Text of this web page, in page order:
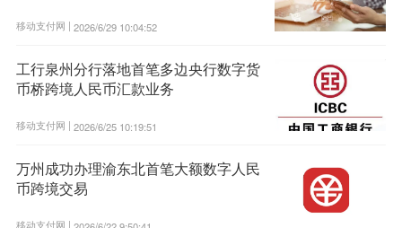
移动支付网 | 2026/6/29 10:04:52
工行泉州分行落地首笔多边央行数字货
币桥跨境人民币汇款业务
移动支付网 | 2026/6/25 10:19:51
万州成功办理渝东北首笔大额数字人民
币跨境交易
移动支付网 |